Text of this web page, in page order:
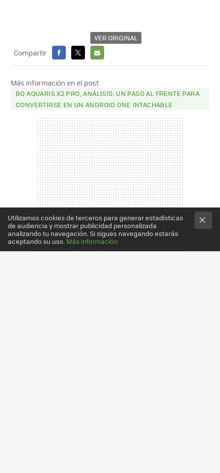
VER ORIGINAL
Compartir
FACEBOOK
X
E-
MAIL
Más información en el post
BQ AQUARIS X2 PRO, ANÁLISIS: UN PASO AL FRENTE PARA
CONVERTIRSE EN UN ANDROID ONE INTACHABLE
Utilizamos cookies de terceros para generar estadísticas
de audiencia y mostrar publicidad personalizada
analizando tu navegación. Si sigues navegando estarás
aceptando su uso. Más información